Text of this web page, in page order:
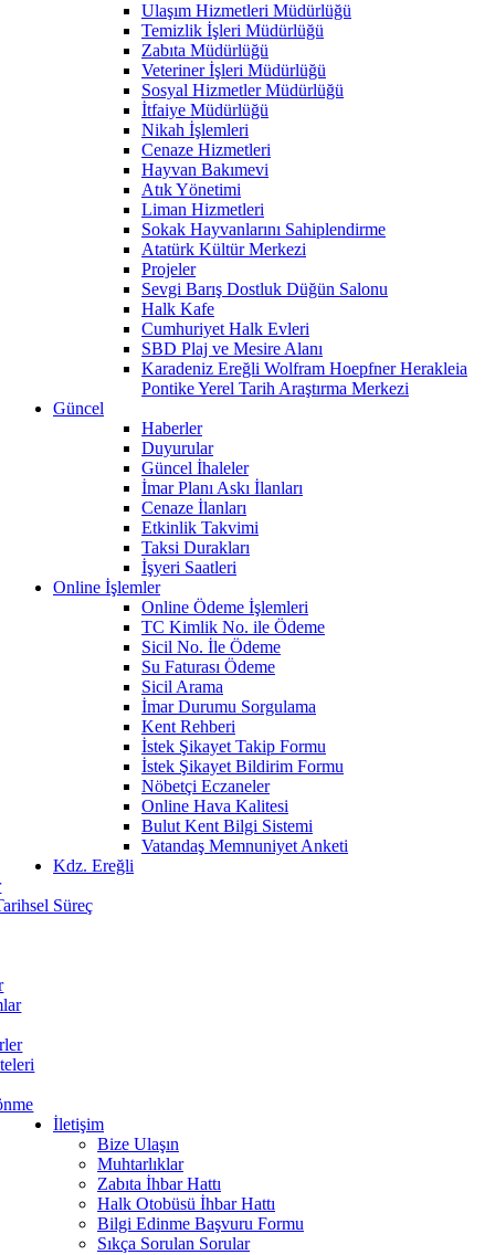
Ulaşım Hizmetleri Müdürlüğü
Temizlik İşleri Müdürlüğü
Zabıta Müdürlüğü
Veteriner İşleri Müdürlüğü
Sosyal Hizmetler Müdürlüğü
İtfaiye Müdürlüğü
Nikah İşlemleri
Cenaze Hizmetleri
Hayvan Bakımevi
Atık Yönetimi
Liman Hizmetleri
Sokak Hayvanlarını Sahiplendirme
Atatürk Kültür Merkezi
Projeler
Sevgi Barış Dostluk Düğün Salonu
Halk Kafe
Cumhuriyet Halk Evleri
SBD Plaj ve Mesire Alanı
Karadeniz Ereğli Wolfram Hoepfner Herakleia
Pontike Yerel Tarih Araştırma Merkezi
Güncel
Haberler
Duyurular
Güncel İhaleler
İmar Planı Askı İlanları
Cenaze İlanları
Etkinlik Takvimi
Taksi Durakları
İşyeri Saatleri
Online İşlemler
Online Ödeme İşlemleri
TC Kimlik No. ile Ödeme
Sicil No. İle Ödeme
Su Faturası Ödeme
Sicil Arama
İmar Durumu Sorgulama
Kent Rehberi
İstek Şikayet Takip Formu
İstek Şikayet Bildirim Formu
Nöbetçi Eczaneler
Online Hava Kalitesi
Bulut Kent Bilgi Sistemi
Vatandaş Memnuniyet Anketi
Kdz. Ereğli
Süreç
İletişim
Bize Ulaşın
Muhtarlıklar
Zabıta İhbar Hattı
Halk Otobüsü İhbar Hattı
Bilgi Edinme Başvuru Formu
Sıkça Sorulan Sorular